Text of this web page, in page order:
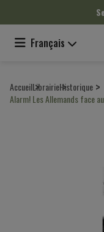
Français
AccueilLibrairieHistorique
Alarm! Les Allemands face